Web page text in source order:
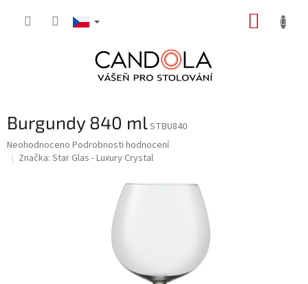
Burgundy 840 mlSTBU840
Průměrné
hodnocení
Neohodnoceno Podrobnosti hodnocení
Značka: Star Glas - Luxury Crystal